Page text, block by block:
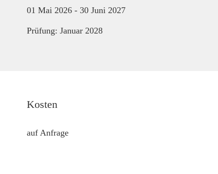
01 Mai 2026 - 30 Juni 2027
Prüfung: Januar 2028
Kosten
auf Anfrage